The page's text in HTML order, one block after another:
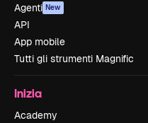
Agenti New
API
App mobile
Tutti gli strumenti Magnific
Inizia
Academy